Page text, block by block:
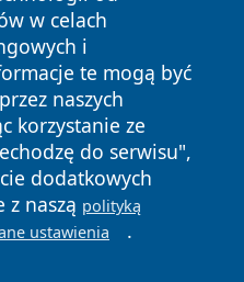
w celach
i
te mogą być
naszych
korzystanie ze
do serwisu",
dodatkowych
z naszą polityką
ustawienia .
Wszystkie prawa
Polityka
Cookies